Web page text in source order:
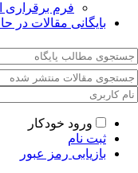
فرم برقراری
بایگانی مقالات در
ورود خودکار
ثبت نام
بازیابی رمز عبور